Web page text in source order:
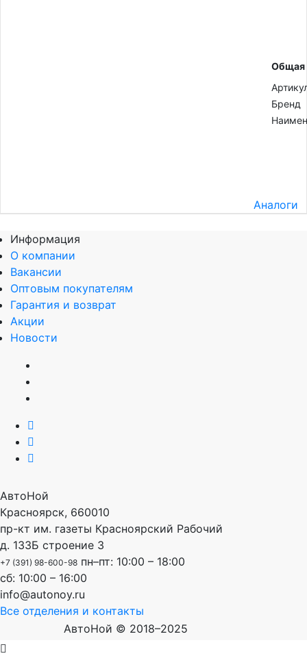
Общая
Бренд
Аналоги
Информация
О компании
Вакансии
Оптовым покупателям
Гарантия и возврат
Акции
Новости
АвтоНой
Красноярск, 660010
пр-кт им. газеты Красноярский Рабочий
д. 133Б строение 3
+7 (391) 98-600-98 пн–пт: 10:00 – 18:00
сб: 10:00 – 16:00
info@autonoy.ru
Все отделения и контакты
АвтоНой © 2018–2025